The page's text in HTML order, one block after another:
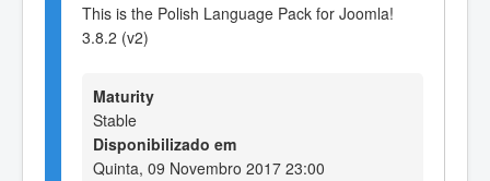
This is the Polish Language Pack for Joomla!
3.8.2 (v2)
Maturity
Stable
Disponibilizado em
Quinta, 09 Novembro 2017 23:00